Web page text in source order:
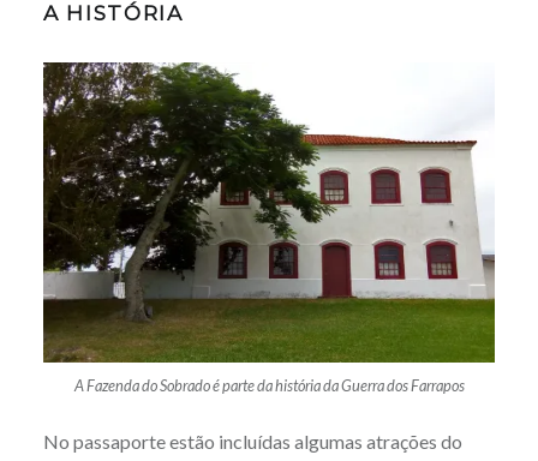
A HISTÓRIA
A Fazenda do Sobrado é parte da história da Guerra dos Farrapos
No passaporte estão incluídas algumas atrações do